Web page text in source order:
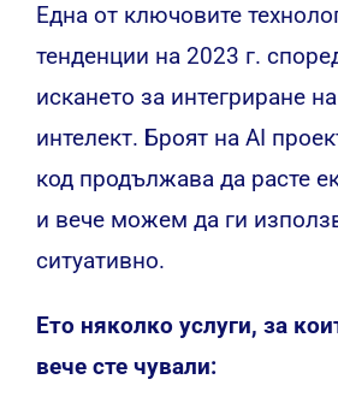
Една от ключовите
тенденции на 2023 г.
искането за интегриране
интелект. Броят на AI
код продължава да расте
и вече можем да ги
ситуативно.
Ето няколко услуги, за
вече сте чували: